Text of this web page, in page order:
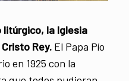
litúrgico, la Iglesia
Rey. El Papa Pío
en 1925 con la